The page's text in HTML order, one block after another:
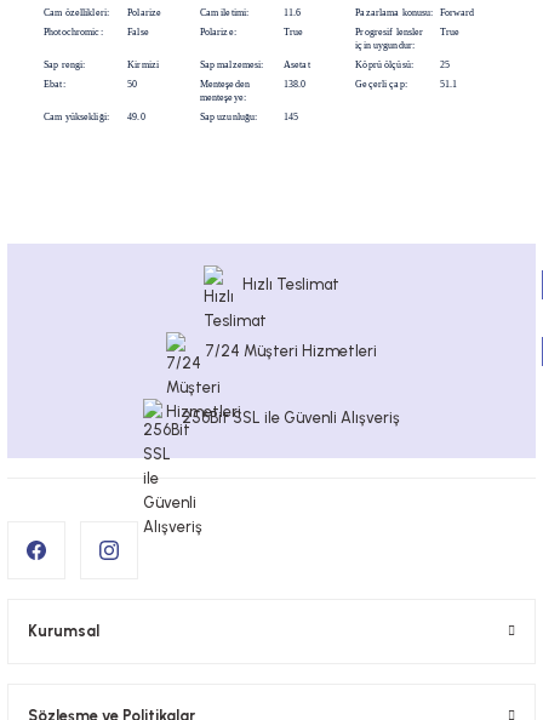
Cam özellikleri: Polarize Cam iletimi: 11.6 Pazarlama konusu:
Forward
Photochromic:
False Polarize: True
Progresif lensler
için uygundur:
True
Sap rengi: Kirmizi Sap malzemesi: Asetat Köprü ölçüsü:
25
Ebat:
50
Menteşeden
menteşeye:
138.0 Geçerli çap: 51.1
Cam yüksekliği: 49.0 Sap uzunluğu: 145
Hızlı Teslimat
7/24 Müşteri Hizmetleri
256Bit SSL ile Güvenli Alışveriş
Kurumsal
Sözleşme ve Politikalar